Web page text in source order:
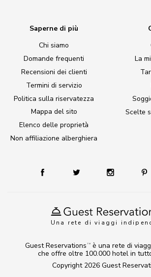
Una rete di viaggi
Saperne di più
Chi siamo
Domande frequenti
Recensioni dei clienti
Termini di servizio
Politica sulla riservatezza
Mappa del sito
Elenco delle proprietà
Non affiliazione alberghiera
La
Scelte
Copyright 2026 Guest
Guest Reservations TM
è una rete di
che offre oltre 100.000 hotel in